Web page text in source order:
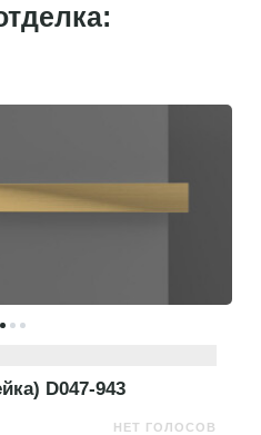
D047-943
НЕТ ГОЛОСОВ